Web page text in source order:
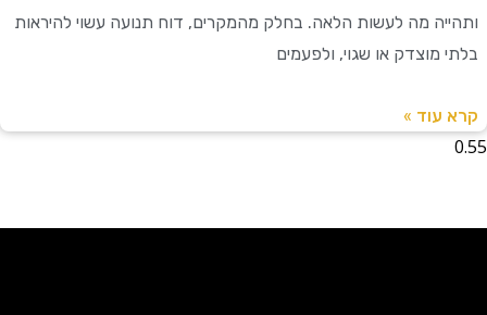
מה לעשות הלאה. בחלק מהמקרים, דוח תנועה עשוי להיראות
מוצדק או שגוי, ולפעמים
»